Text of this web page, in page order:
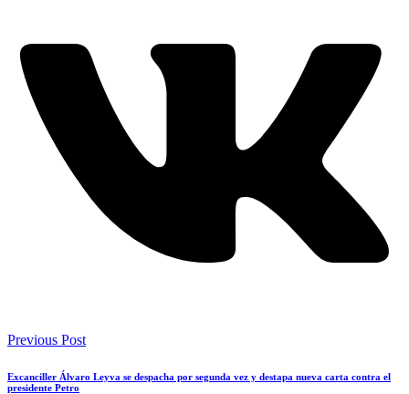
Previous Post
Excanciller Álvaro Leyva se despacha por segunda vez y destapa nueva carta contra el
presidente Petro